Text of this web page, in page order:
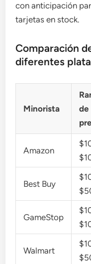
con anticipación
tarjetas en stock.
Comparación
diferentes
Minorista
de
Amazon
Best Buy
GameStop
Walmart